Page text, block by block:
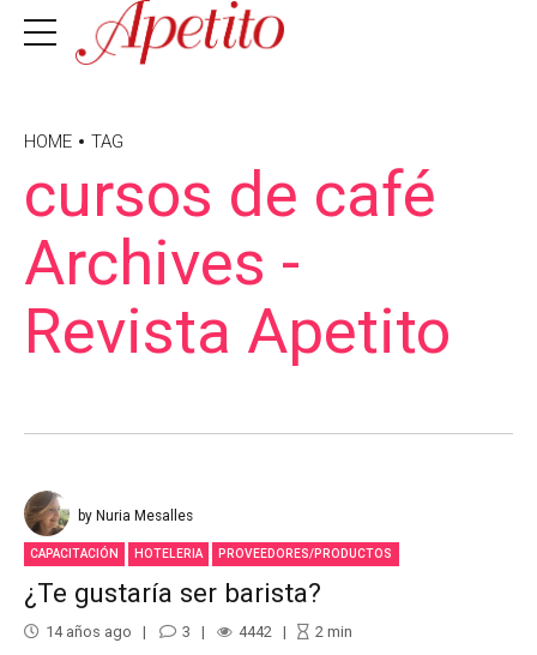
HOME TAG
cursos de café
Archives -
Revista Apetito
by Nuria Mesalles
CAPACITACIÓN HOTELERIA PROVEEDORES/PRODUCTOS
¿Te gustaría ser barista?
14 años ago 3 4442 2 min